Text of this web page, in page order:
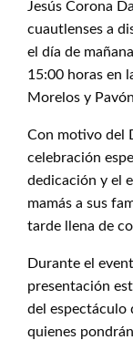
Jesús Corona
cuautlenses a
el día de
15:00 horas en
Morelos y
Con motivo del
celebración
dedicación y el
mamás a sus
tarde llena de
Durante el
presentación
del espectáculo
quienes